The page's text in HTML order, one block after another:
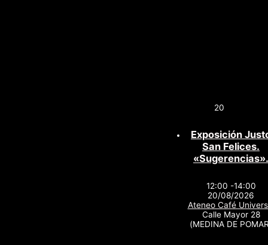
20
Exposición
San Felices.
«Sugerencias».
12:00 -14:00
20/08/2026
Ateneo Café
Calle Mayor 28
(MEDINA DE